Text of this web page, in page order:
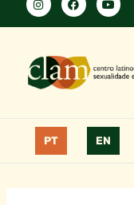
PT EN